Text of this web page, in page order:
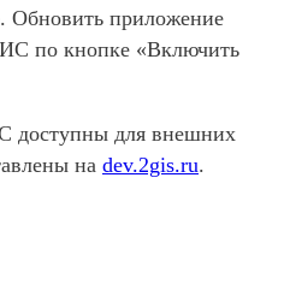
Обновить приложение
по кнопке «Включить
доступны для внешних
на dev.2gis.ru.